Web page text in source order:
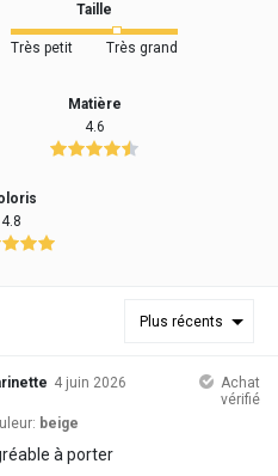
Taille
Très petit Très grand
Matière
4.6
4.8
Plus récents
4 juin 2026
Achat
vérifié
beige
à porter